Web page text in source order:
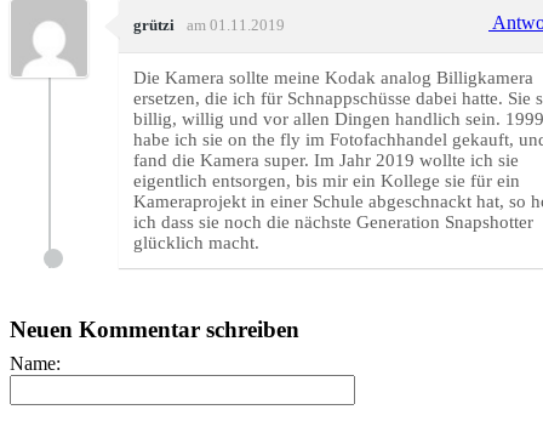
grützi am 01.11.2019
Die Kamera sollte meine Kodak analog Billigkamera
ersetzen, die ich für Schnappschüsse dabei hatte. Sie
billig, willig und vor allen Dingen handlich sein. 1999
habe ich sie on the fly im Fotofachhandel gekauft,
fand die Kamera super. Im Jahr 2019 wollte ich sie
eigentlich entsorgen, bis mir ein Kollege sie für ein
Kameraprojekt in einer Schule abgeschnackt hat, so
ich dass sie noch die nächste Generation Snapshotter
glücklich macht.
Neuen Kommentar schreiben
Name: